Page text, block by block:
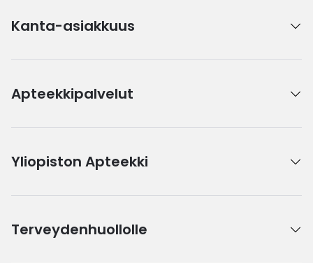
Kanta-asiakkuus
Apteekkipalvelut
Yliopiston Apteekki
Terveydenhuollolle